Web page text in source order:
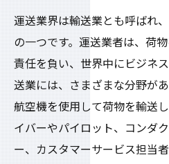
運送業界は輸送業とも呼ばれ
の一つです。運送業者は、荷
責任を負い、世界中にビジネ
送業には、さまざまな分野が
航空機を使用して荷物を輸送
イバーやパイロット、コンダ
ー、カスタマーサービス担当